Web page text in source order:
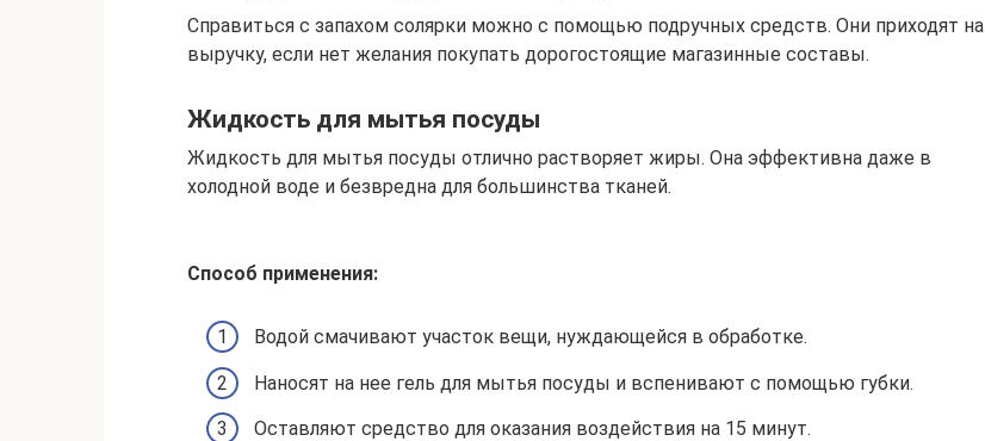
Справиться с запахом солярки можно с помощью подручных средств. Они приходят на
выручку, если нет желания покупать дорогостоящие магазинные составы.
Жидкость для мытья посуды
Жидкость для мытья посуды отлично растворяет жиры. Она эффективна даже в
холодной воде и безвредна для большинства тканей.
Способ применения:
Водой смачивают участок вещи, нуждающейся в обработке.
Наносят на нее гель для мытья посуды и вспенивают с помощью губки.
Оставляют средство для оказания воздействия на 15 минут.